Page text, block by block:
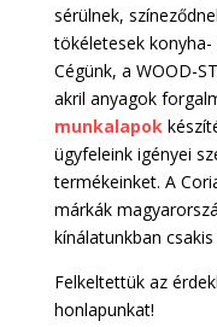
sérülnek,
tökéletesek
Cégünk, a WOOD-
akril anyagok
munkalapok
ügyfeleink igényei
termékeinket. A
márkák
kínálatunkban
Felkeltettük az
honlapunkat!